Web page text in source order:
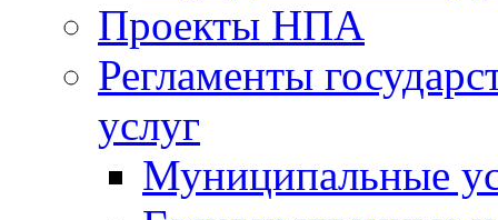
Проекты НПА
Регламенты
услуг
Муниципальные